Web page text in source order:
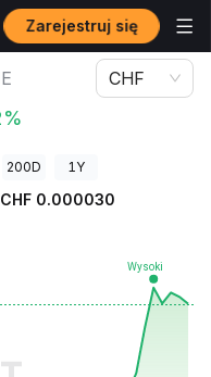
Zarejestruj się
CHF
200D 1Y
CHF 0.000030